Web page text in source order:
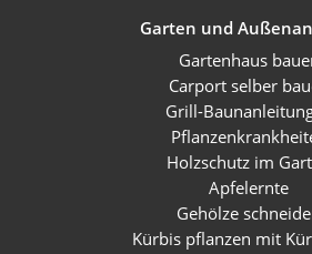
Garten und
Gartenhaus
Carport selber
Grill-
Holzschutz im
Apfelernte
Gehölze
Kürbis pflanzen mit